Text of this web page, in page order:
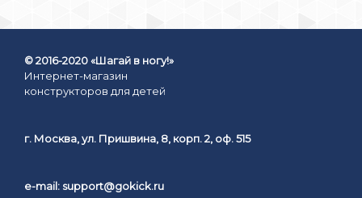
© 2016-2020 «Шагай в ногу!»
Интернет-магазин
конструкторов для детей
г. Москва, ул. Пришвина, 8, корп. 2, оф. 515
e-mail: support@gokick.ru